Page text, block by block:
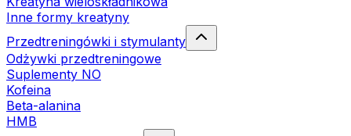
Inne formy kreatyny
Przedtreningówki i stymulanty
Odżywki przedtreningowe
Suplementy NO
Kofeina
Beta-alanina
HMB